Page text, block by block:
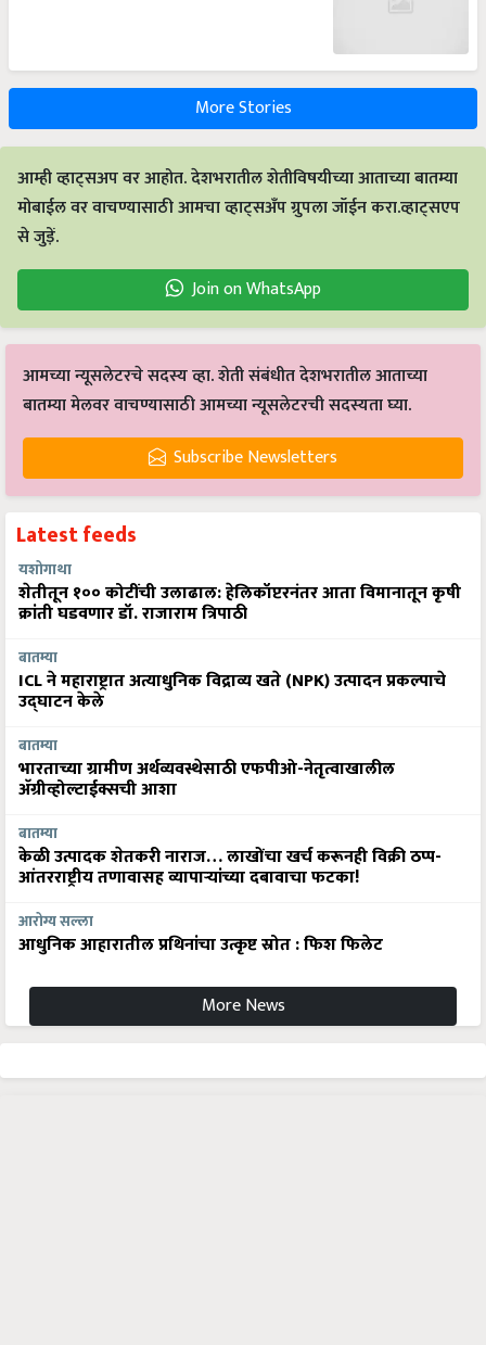
More Stories
आम्ही व्हाट्सअप वर आहोत. देशभरातील शेतीविषयीच्या आताच्या बातम्या
मोबाईल वर वाचण्यासाठी आमचा व्हाट्सअँप ग्रुपला जॉईन करा.व्हाट्सएप
से जुड़ें.
Join on WhatsApp
आमच्या न्यूसलेटरचे सदस्य व्हा. शेती संबंधीत देशभरातील आताच्या
बातम्या मेलवर वाचण्यासाठी आमच्या न्यूसलेटरची सदस्यता घ्या.
Subscribe Newsletters
Latest feeds
यशोगाथा
शेतीतून १०० कोटींची उलाढाल: हेलिकॉप्टरनंतर आता विमानातून कृषी
क्रांती घडवणार डॉ. राजाराम त्रिपाठी
बातम्या
ICL ने महाराष्ट्रात अत्याधुनिक विद्राव्य खते (NPK) उत्पादन प्रकल्पाचे
उद्घाटन केले
बातम्या
भारताच्या ग्रामीण अर्थव्यवस्थेसाठी एफपीओ-नेतृत्वाखालील
अ‍ॅग्रीव्होल्टाईक्सची आशा
बातम्या
केळी उत्पादक शेतकरी नाराज… लाखोंचा खर्च करूनही विक्री ठप्प-
आंतरराष्ट्रीय तणावासह व्यापाऱ्यांच्या दबावाचा फटका!
आरोग्य सल्ला
आधुनिक आहारातील प्रथिनांचा उत्कृष्ट स्रोत : फिश फिलेट
More News